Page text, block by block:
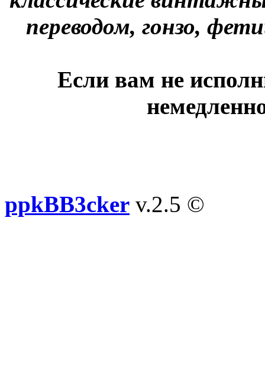
переводом, гонзо,
Если вам не
ppkBB3cker v.2.5 ©